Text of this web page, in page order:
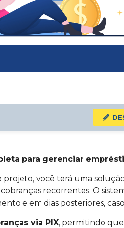
para gerenciar
você terá uma
recorrentes. O
e em dias posteriores,
via PIX, permitindo